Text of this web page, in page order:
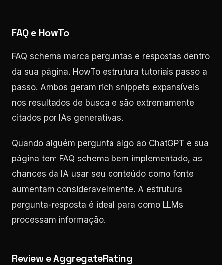
FAQ e HowTo
FAQ schema marca perguntas e respostas dentro
da sua página. HowTo estrutura tutoriais passo a
passo. Ambos geram rich snippets expansíveis
nos resultados de busca e são extremamente
citados por IAs generativas.
Quando alguém pergunta algo ao ChatGPT e sua
página tem FAQ schema bem implementado, as
chances da IA usar seu conteúdo como fonte
aumentam consideravelmente. A estrutura
pergunta-resposta é ideal para como LLMs
processam informação.
Review e AggregateRating